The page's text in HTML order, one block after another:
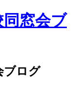
窓会ブ
ブログ